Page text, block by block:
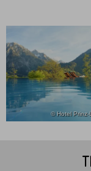
© Hotel Prinz-